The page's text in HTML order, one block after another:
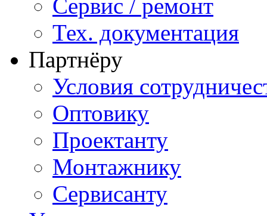
Сервис / ремонт
Тех. документация
Партнёру
Условия
Оптовику
Проектанту
Монтажнику
Сервисанту